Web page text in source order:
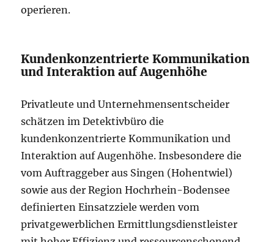
operieren.
Kundenkonzentrierte Kommunikation
und Interaktion auf Augenhöhe
Privatleute und Unternehmensentscheider
schätzen im Detektivbüro die
kundenkonzentrierte Kommunikation und
Interaktion auf Augenhöhe. Insbesondere die
vom Auftraggeber aus Singen (Hohentwiel)
sowie aus der Region Hochrhein-Bodensee
definierten Einsatzziele werden vom
privatgewerblichen Ermittlungsdienstleister